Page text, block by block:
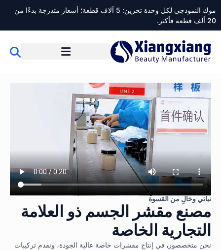
موك النموذجي لكل وحدة تخزين: 5 آلاف قطعة؛ أسعار متدرجة بدءًا من
20 ألف قطعة فأكثر.
نباتي وخالٍ من القسوة
مصنع مقشر الجسم ذو العلامة
التجارية الخاصة
نحن متخصصون في إنتاج مقشرات خاصة عالية الجودة، ونقدم تركيبات